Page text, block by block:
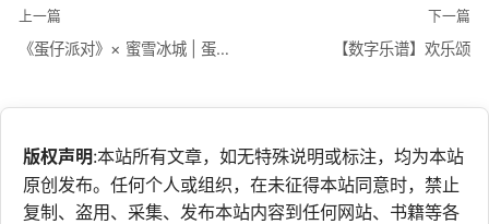
上一篇
《蛋仔派对》× 蜜雪冰城 | 蛋仔雪王成团曲MV今日上线，蛋仔岛联动玩法爆料来袭！
下一篇
【数字乐谱】欢乐颂
版权声明:本站所有文章，如无特殊说明或标注，均为本站
原创发布。任何个人或组织，在未征得本站同意时，禁止
复制、盗用、采集、发布本站内容到任何网站、书籍等各